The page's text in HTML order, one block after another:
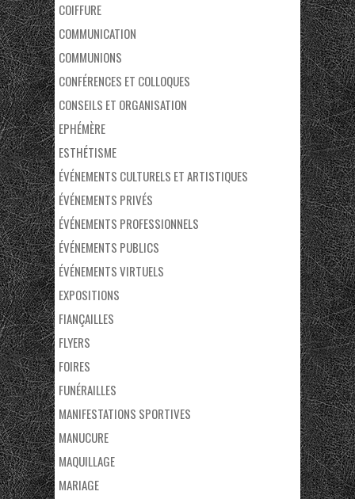
COIFFURE
COMMUNICATION
COMMUNIONS
CONFÉRENCES ET COLLOQUES
CONSEILS ET ORGANISATION
EPHÉMÈRE
ESTHÉTISME
ÉVÉNEMENTS CULTURELS ET ARTISTIQUES
ÉVÉNEMENTS PRIVÉS
ÉVÉNEMENTS PROFESSIONNELS
ÉVÉNEMENTS PUBLICS
ÉVÉNEMENTS VIRTUELS
EXPOSITIONS
FIANÇAILLES
FLYERS
FOIRES
FUNÉRAILLES
MANIFESTATIONS SPORTIVES
MANUCURE
MAQUILLAGE
MARIAGE